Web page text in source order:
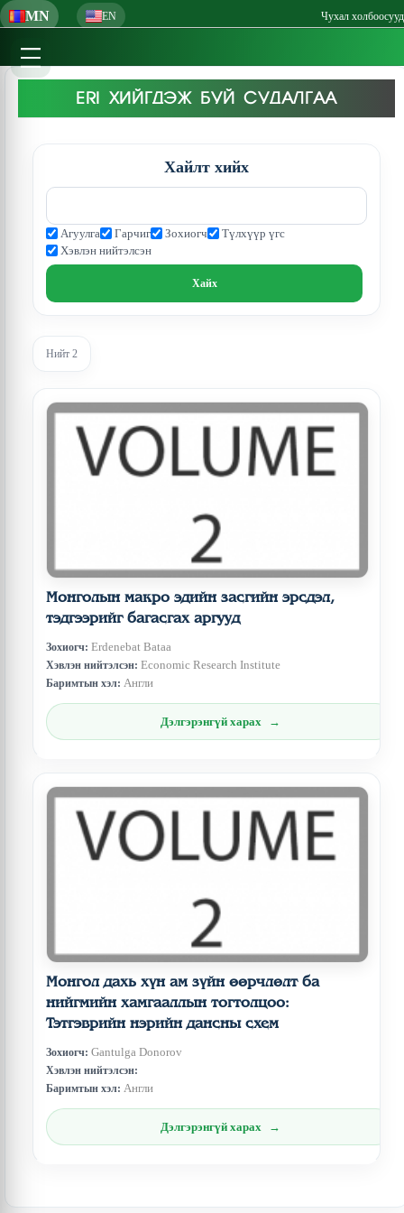
MN EN Чухал холбоосууд
ERI ХИЙГДЭЖ БУЙ СУДАЛГАА
Хайлт хийх
Агуулга Гарчиг Зохиогч
Түлхүүр үгс
Хэвлэн нийтэлсэн
Нийт 2
Монголын макро эдийн засгийн эрсдэл,
тэдгээрийг багасгах аргууд
Зохиогч: Erdenebat Bataa
Хэвлэн нийтэлсэн: Economic Research Institute
Баримтын хэл: Англи
Дэлгэрэнгүй харах
Монгол дахь хүн ам зүйн өөрчлөлт ба
нийгмийн хамгааллын тогтолцоо:
Тэтгэврийн нэрийн дансны схем
Зохиогч: Gantulga Donorov
Хэвлэн нийтэлсэн:
Баримтын хэл: Англи
Дэлгэрэнгүй харах